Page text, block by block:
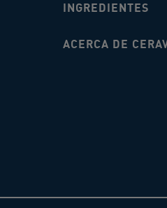
INGREDIENTES
ACERCA DE